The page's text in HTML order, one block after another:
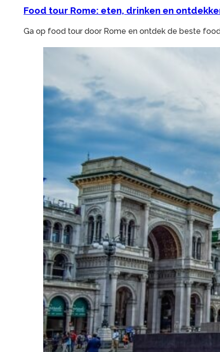
Food tour Rome: eten, drinken en
Ga op food tour door Rome en ontdek de beste